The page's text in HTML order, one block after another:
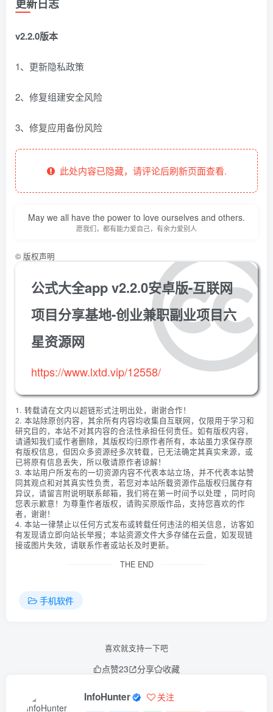
更新日志
v2.2.0版本
1、更新隐私政策
2、修复组建安全风险
3、修复应用备份风险
此处内容已隐藏，请评论后刷新页面查看.
May we all have the power to love ourselves and others.
愿我们，都有能力爱自己，有余力爱别人
© 版权声明
公式大全app v2.2.0安卓版-互联网
项目分享基地-创业兼职副业项目六
星资源网
https://www.lxtd.vip/12558/
1. 转载请在文内以超链形式注明出处，谢谢合作！
2. 本站除原创内容，其余所有内容均收集自互联网，仅限用于学习和
研究目的，本站不对其内容的合法性承担任何责任。如有版权内容，
请通知我们或作者删除，其版权均归原作者所有，本站虽力求保存原
有版权信息，但因众多资源经多次转载，已无法确定其真实来源，或
已将原有信息丢失，所以敬请原作者谅解！
3. 本站用户所发布的一切资源内容不代表本站立场，并不代表本站赞
同其观点和对其真实性负责，若您对本站所载资源作品版权归属存有
异议，请留言附说明联系邮箱，我们将在第一时间予以处理 ，同时向
您表示歉意！为尊重作者版权，请购买原版作品，支持您喜欢的作
者，谢谢！
4. 本站一律禁止以任何方式发布或转载任何违法的相关信息，访客如
有发现请立即向站长举报；本站资源文件大多存储在云盘，如发现链
接或图片失效，请联系作者或站长及时更新。
THE END
手机软件
喜欢就支持一下吧
点赞23 分享 收藏
InfoHunter 关注